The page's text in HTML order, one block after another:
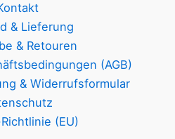
& Lieferung
& Retouren
(AGB)
& Widerrufsformular
(EU)